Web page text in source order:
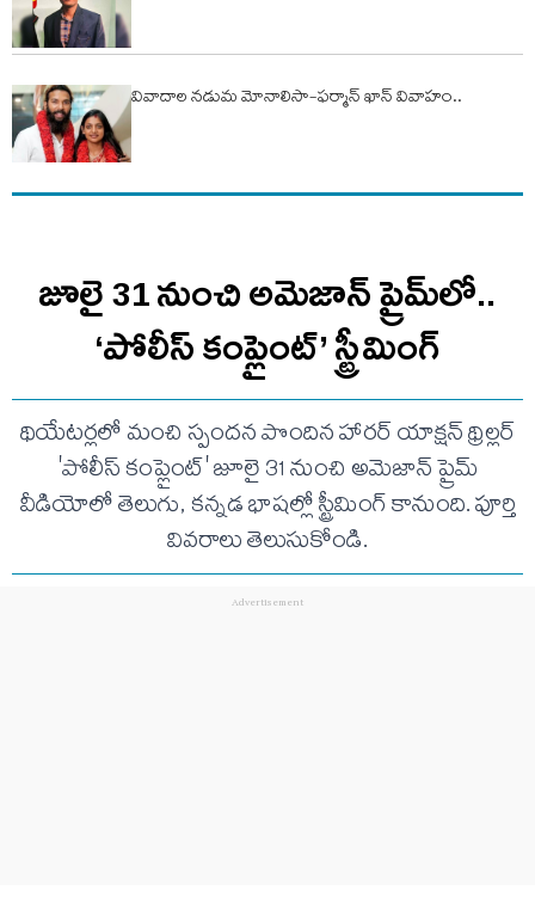
వివాదాల నడుమ మోనాలిసా-ఫర్మాన్ ఖాన్ వివాహం..
జూలై 31 నుంచి అమెజాన్ ప్రైమ్‌లో..
‘పోలీస్ కంప్లైంట్’ స్ట్రీమింగ్
థియేటర్లలో మంచి స్పందన పొందిన హారర్ యాక్షన్ థ్రిల్లర్
'పోలీస్ కంప్లైంట్' జూలై 31 నుంచి అమెజాన్ ప్రైమ్
వీడియోలో తెలుగు, కన్నడ భాషల్లో స్ట్రీమింగ్ కానుంది. పూర్తి
వివరాలు తెలుసుకోండి.